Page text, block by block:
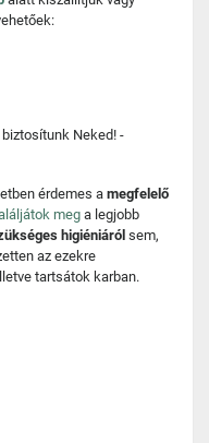
Neked! -
érdemes amegfelelő
meg a legjobb
higiéniáról sem,
az ezekre
tartsátok karban.